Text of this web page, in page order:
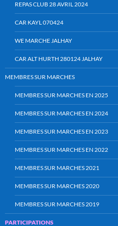
REPAS CLUB 28 AVRIL 2024
CAR KAYL 070424
WE MARCHE JALHAY
CAR ALT HURTH 280124 JALHAY
MEMBRES SUR MARCHES
MEMBRES SUR MARCHES EN 2025
MEMBRES SUR MARCHES EN 2024
MEMBRES SUR MARCHES EN 2023
MEMBRES SUR MARCHES EN 2022
MEMBRES SUR MARCHES 2021
MEMBRES SUR MARCHES 2020
MEMBRES SUR MARCHES 2019
PARTICIPATIONS